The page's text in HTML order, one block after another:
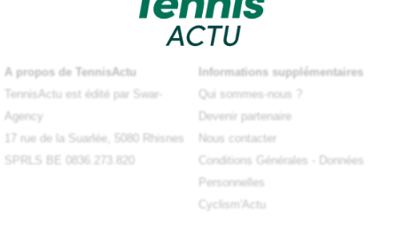
A propos de TennisActu
TennisActu est édité par Swar-
Agency
17 rue de la Suarlée, 5080 Rhisnes
SPRLS BE 0836.273.820
Informations supplémentaires
Qui sommes-nous ?
Devenir partenaire
Nous contacter
Conditions Générales
Données
Personnelles
Cyclism'Actu